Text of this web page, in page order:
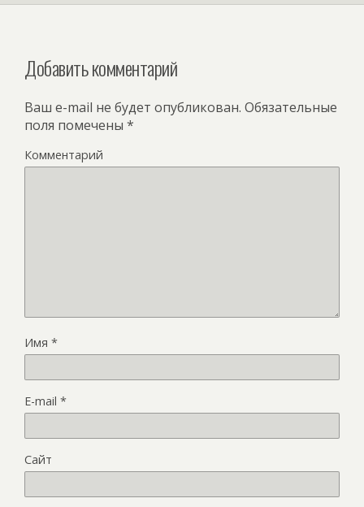
Добавить комментарий
Ваш e-mail не будет опубликован. Обязательные
поля помечены *
Комментарий
Имя *
E-mail *
Сайт